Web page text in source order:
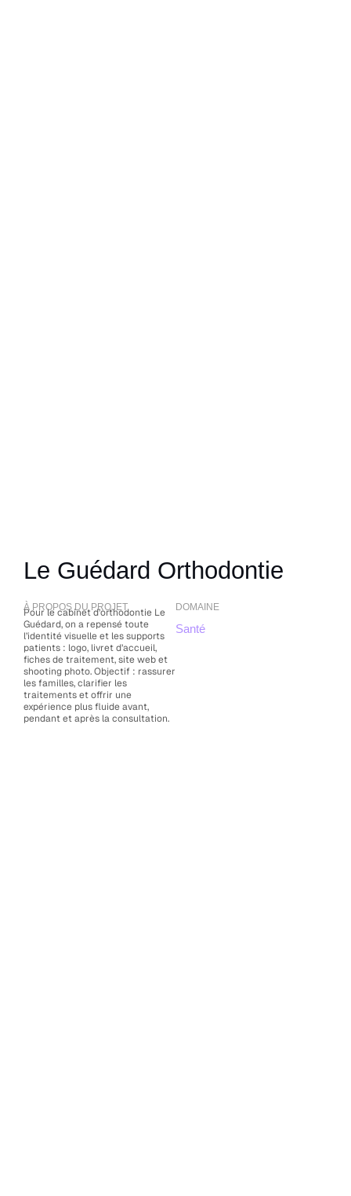
Le Guédard Orthodontie
À PROPOS DU PROJET
Pour le cabinet d’orthodontie Le
Guédard, on a repensé toute
l’identité visuelle et les supports
patients : logo, livret d’accueil,
fiches de traitement, site web et
shooting photo. Objectif : rassurer
les familles, clarifier les
traitements et offrir une
expérience plus fluide avant,
pendant et après la consultation.
DOMAINE
Santé